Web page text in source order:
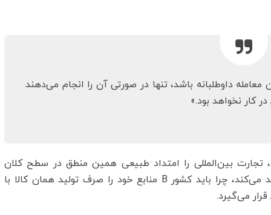
داوطلبانه باشد، تنها در صورتی آن را انجام می‌دهند
کار نخواهد بود.»
تجارت بین‌المللی را امتداد طبیعی همین منطق در سطح کلان
می‌دانست. اگر کشور A کالایی را بهتر و ارزان‌تر تولید می‌کند، چرا باید کشور B منابع خود را صرف تولید همان کالا با
می‌گیرد.